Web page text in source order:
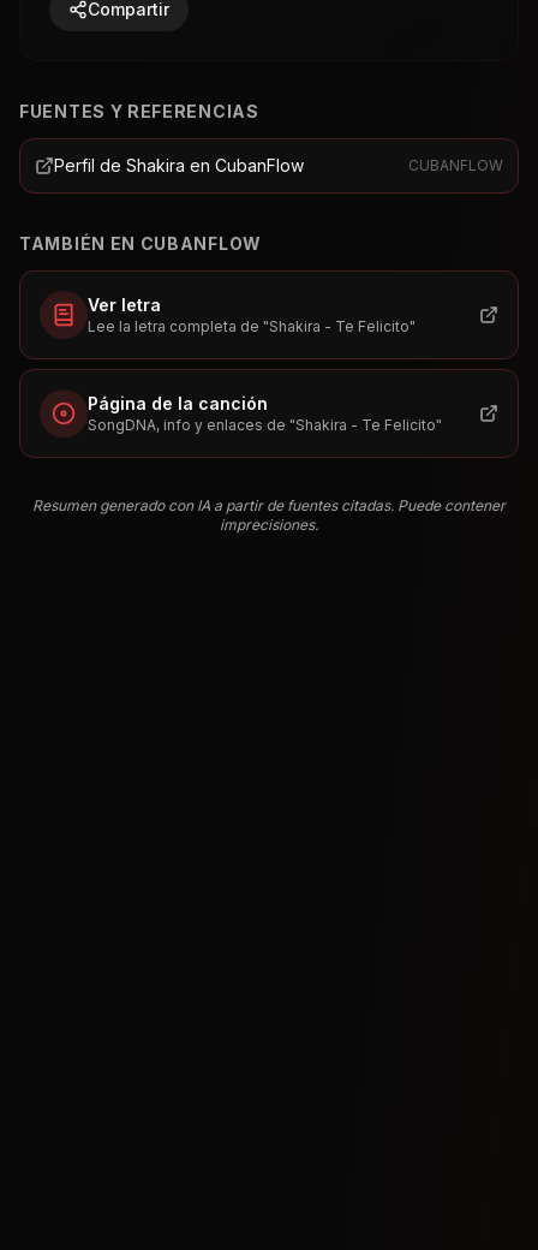
Compartir
FUENTES Y REFERENCIAS
Perfil de Shakira en CubanFlow CUBANFLOW
TAMBIÉN EN CUBANFLOW
Ver letra
Lee la letra completa de "Shakira - Te Felicito"
Página de la canción
SongDNA, info y enlaces de "Shakira - Te Felicito"
Resumen generado con IA a partir de fuentes citadas. Puede contener
imprecisiones.